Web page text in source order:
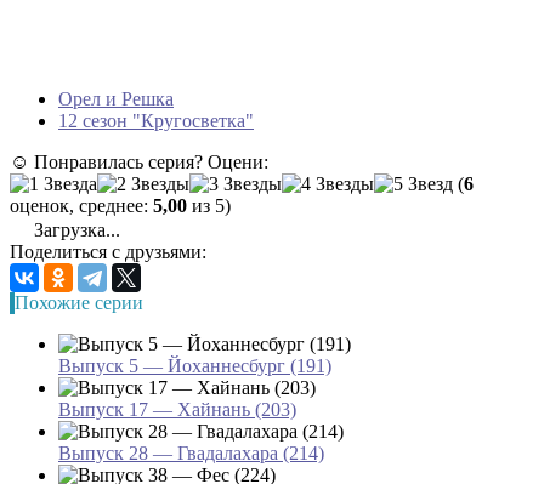
Орел и Решка
12 сезон "Кругосветка"
☺ Понравилась серия? Оцени:
(6
оценок, среднее: 5,00 из 5)
Загрузка...
Поделиться с друзьями:
Похожие серии
Выпуск 5 — Йоханнесбург (191)
Выпуск 17 — Хайнань (203)
Выпуск 28 — Гвадалахара (214)